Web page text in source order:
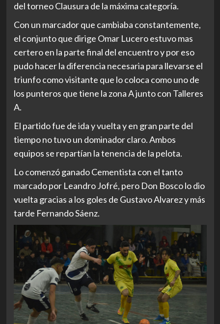
del torneo Clausura de la máxima categoría.
Con un marcador que cambiaba constantemente,
el conjunto que dirige Omar Lucero estuvo mas
certero en la parte final del encuentro y por eso
pudo hacer la diferencia necesaria para llevarse el
triunfo como visitante que lo coloca como uno de
los punteros que tiene la zona A junto con Talleres
A.
El partido fue de ida y vuelta y en gran parte del
tiempo no tuvo un dominador claro. Ambos
equipos se repartían la tenencia de la pelota.
Lo comenzó ganado Cementista con el tanto
marcado por Leandro Jofré, pero Don Bosco lo dio
vuelta gracias a los goles de Gustavo Alvarez y más
tarde Fernando Sáenz.